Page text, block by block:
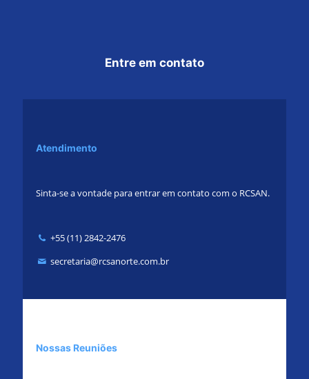
Entre em contato
Atendimento
Sinta-se a vontade para entrar em contato com o RCSAN.
+55 (11) 2842-2476
secretaria@rcsanorte.com.br
Nossas Reuniões